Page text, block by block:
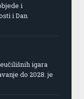
i
i Dan
igara
do 2028. je